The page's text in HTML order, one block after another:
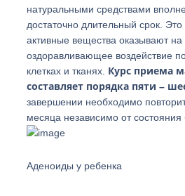
натуральными средствами
достаточно длительный срок.
активные вещества оказывают на
оздоравливающее воздействие
клетках и тканях. Курс приема
составляет порядка пяти –
завершении необходимо
месяца независимо от состояния
Аденоиды у ребенка